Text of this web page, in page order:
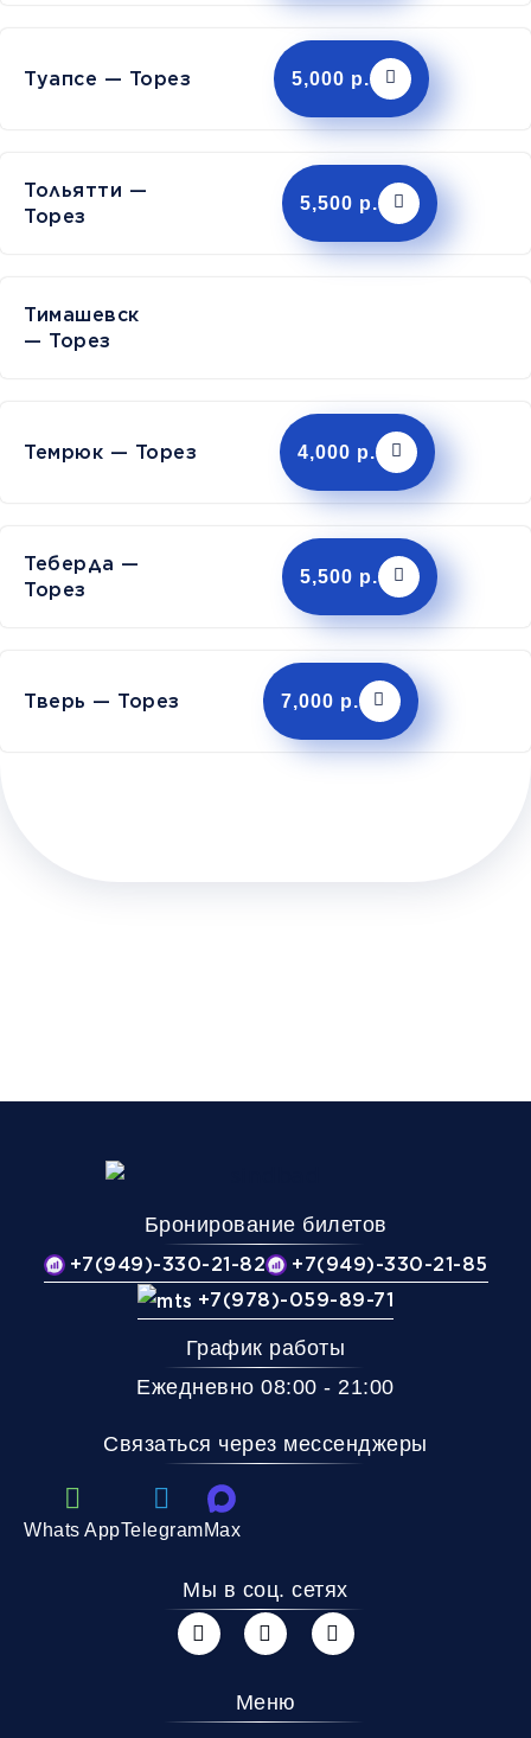
Туапсе — Торез 5,000 р.
Тольятти —
Торез
5,500 р.
— Торез
Темрюк — Торез 4,000 р.
Теберда —
Торез
5,500 р.
Тверь — Торез 7,000 р.
Бронирование билетов
+7(949)-330-21-82
+7(949)-330-21-85
+7(978)-059-89-71
График работы
Ежедневно 08:00 - 21:00
Связаться через мессенджеры
Whats AppTelegramMax
Мы в соц. сетях
Меню